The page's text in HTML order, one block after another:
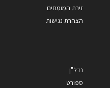
זירת המומחים
הצהרת נגישות
נדל"ן
ספורט